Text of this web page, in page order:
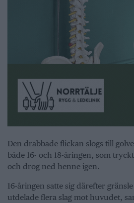
Den drabbade flickan slogs till
både 16- och 18-åringen, som
och drog ned henne igen.
16-åringen satte sig därefter
utdelade flera slag mot huvudet,